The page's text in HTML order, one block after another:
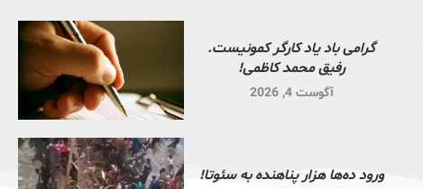
گرامی باد یاد کارگر کمونیست.
رفیق محمد کاظمی!
آگوست 4, 2026
ورود ده‌ها هزار پناهنده به سئوتا!